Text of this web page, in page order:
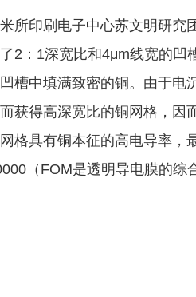
所印刷电子中心苏文明研究
2：1深宽比和4μm线宽的
槽中填满致密的铜。由于电
获得高深宽比的铜网格，因
格具有铜本征的高电导率，
（FOM是透明导电膜的综